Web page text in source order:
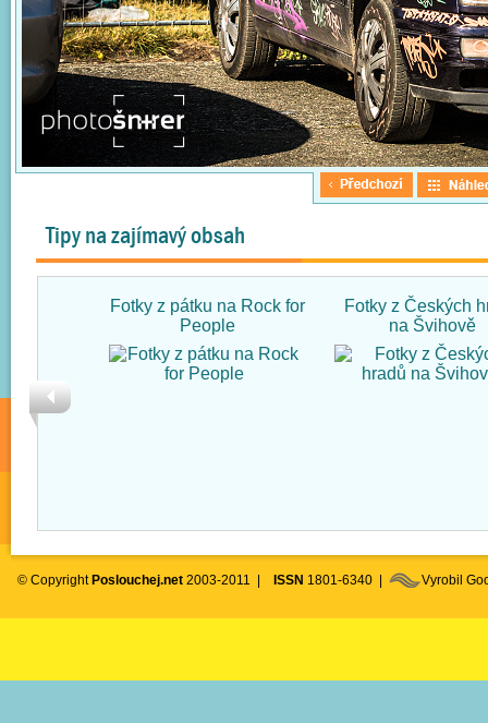
Tipy na zajímavý obsah
Fotky z pátku na Rock for
People
Fotky z Českých
na Švihově
© Copyright Poslouchej.net 2003-2011 | ISSN 1801-6340 | Vyrobil